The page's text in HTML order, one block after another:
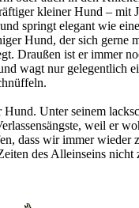
kleiner Hund – mit
springt elegant wie
Hund, der sich gerne
Draußen ist er immer
wagt nur gelegentlich
Unter seinem
weil er
dass wir immer wieder
des Alleinseins nicht